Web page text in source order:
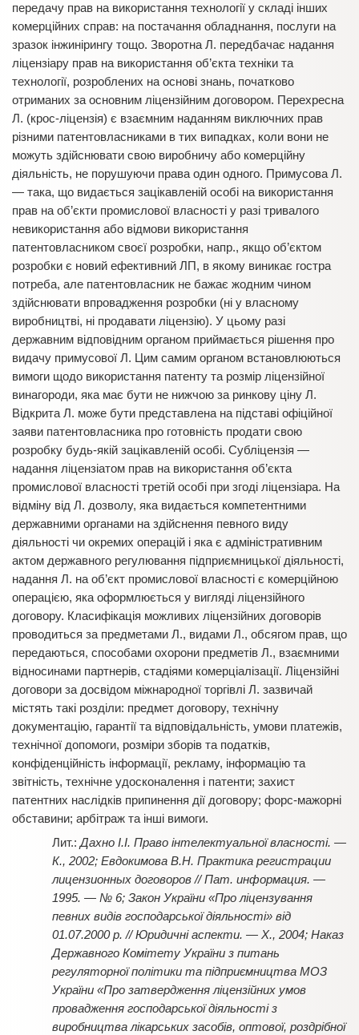
передачу прав на використання технології у складі інших
комерційних справ: на постачання обладнання, послуги на
зразок інжинірингу тощо. Зворотна Л. передбачає надання
ліцензіару прав на використання об’єкта техніки та
технології, розроблених на основі знань, початково
отриманих за основним ліцензійним договором. Перехресна
Л. (крос-ліцензія) є взаємним наданням виключних прав
різними патентовласниками в тих випадках, коли вони не
можуть здійснювати свою виробничу або комерційну
діяльність, не порушуючи права один одного. Примусова Л.
— така, що видається зацікавленій особі на використання
прав на об’єкти промислової власності у разі тривалого
невикористання або відмови використання
патентовласником своєї розробки, напр., якщо об’єктом
розробки є новий ефективний ЛП, в якому виникає гостра
потреба, але патентовласник не бажає жодним чином
здійснювати впровадження розробки (ні у власному
виробництві, ні продавати ліцензію). У цьому разі
державним відповідним органом приймається рішення про
видачу примусової Л. Цим самим органом встановлюються
вимоги щодо використання патенту та розмір ліцензійної
винагороди, яка має бути не нижчою за ринкову ціну Л.
Відкрита Л. може бути представлена на підставі офіційної
заяви патентовласника про готовність продати свою
розробку будь-якій зацікавленій особі. Субліцензія —
надання ліцензіатом прав на використання об’єкта
промислової власності третій особі при згоді ліцензіара. На
відміну від Л. дозволу, яка видається компетентними
державними органами на здійснення певного виду
діяльності чи окремих операцій і яка є адміністративним
актом державного регулювання підприємницької діяльності,
надання Л. на об’єкт промислової власності є комерційною
операцією, яка оформлюється у вигляді ліцензійного
договору. Класифікація можливих ліцензійних договорів
проводиться за предметами Л., видами Л., обсягом прав, що
передаються, способами охорони предметів Л., взаємними
відносинами партнерів, стадіями комерціалізації. Ліцензійні
договори за досвідом міжнародної торгівлі Л. зазвичай
містять такі розділи: предмет договору, технічну
документацію, гарантії та відповідальність, умови платежів,
технічної допомоги, розміри зборів та податків,
конфіденційність інформації, рекламу, інформацію та
звітність, технічне удосконалення і патенти; захист
патентних наслідків припинення дії договору; форс-мажорні
обставини; арбітраж та інші вимоги.
Дахно І.І. Право інтелектуальної власності. —
К., 2002; Евдокимова В.Н. Практика регистрации
лицензионных договоров // Пат. информация. —
1995. — № 6; Закон України «Про ліцензування
певних видів господарської діяльності» від
01.07.2000 р. // Юридичні аспекти. — Х., 2004; Наказ
Державного Комітету України з питань
регуляторної політики та підприємництва МОЗ
України «Про затвердження ліцензійних умов
провадження господарської діяльності з
виробництва лікарських засобів, оптової, роздрібної